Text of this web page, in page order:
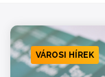
VÁROSI HÍREK